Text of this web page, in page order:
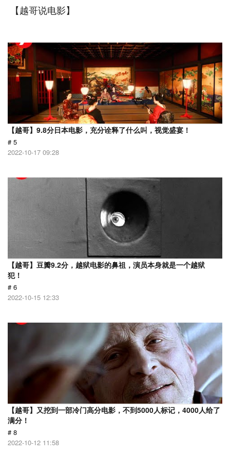
【越哥说电影】
【越哥】9.8分日本电影，充分诠释了什么叫，视觉盛宴！
# 5
2022-10-17 09:28
【越哥】豆瓣9.2分，越狱电影的鼻祖，演员本身就是一个越狱
犯！
# 6
2022-10-15 12:33
【越哥】又挖到一部冷门高分电影，不到5000人标记，4000人给了
满分！
# 8
2022-10-12 11:58